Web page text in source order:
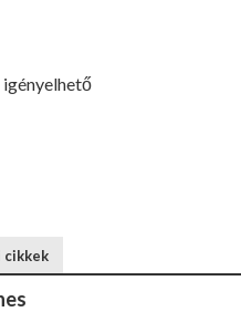
igényelhető
cikkek